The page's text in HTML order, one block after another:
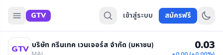
GTV เข้าสู่ระบบ สมัครฟรี
GTV บริษัท กรีนเทค เวนเจอร์ส จำกัด (มหาชน) 0.03